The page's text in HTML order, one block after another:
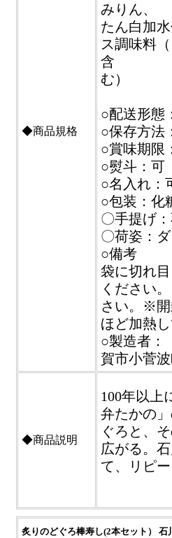
◆商品規格
みりん、
たん白加
ス調味料
含
む）
○配送形態
○保存方法
○賞味期限
○熨斗：可
○名入れ：
○包装：化
〇手提げ
〇荷姿：
○備考
袋に切れ
ください
さい。※開
ほど加熱
○製造者：
賀市小菅
◆商品説明
100年以上
弁たかの
ぐろと、
広がる。
て、リピ
炙りのどぐろ棒寿し(2本セット）